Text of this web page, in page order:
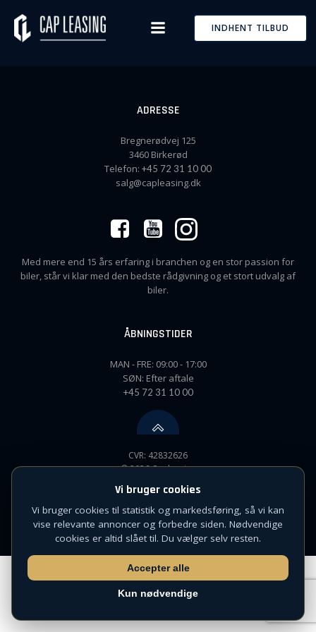
to
INDHENT TILBUD
ADRESSE
Bregnerødvej 125
3460 Birkerød
Telefon: +45 72 31 10 00
salg@capleasing.dk
Med mere end 15 års erfaring i branchen og en stor passion for
biler, står vi klar med den bedste rådgivning og et stort udvalg af
biler.
ÅBNINGSTIDER
MAN - FRE: 09:00 - 17:00
SØN: Efter aftale
+45 72 31 10 00
CVR: 42832626
© 2026 Capleasing
Cookie- og privatlivspolitik
Vi bruger cookies
Vi bruger cookies til statistik og markedsføring, så vi kan
vise relevante annoncer og forbedre siden. Nødvendige
cookies er altid slået til. Du vælger selv resten.
Accepter alle
Kun nødvendige